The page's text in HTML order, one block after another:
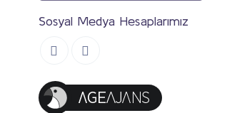
Sosyal Medya Hesaplarımız